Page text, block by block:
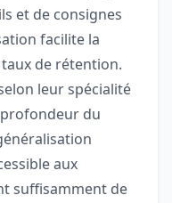
et de consignes
facilite la
de rétention.
leur spécialité
du
aux
suffisamment de